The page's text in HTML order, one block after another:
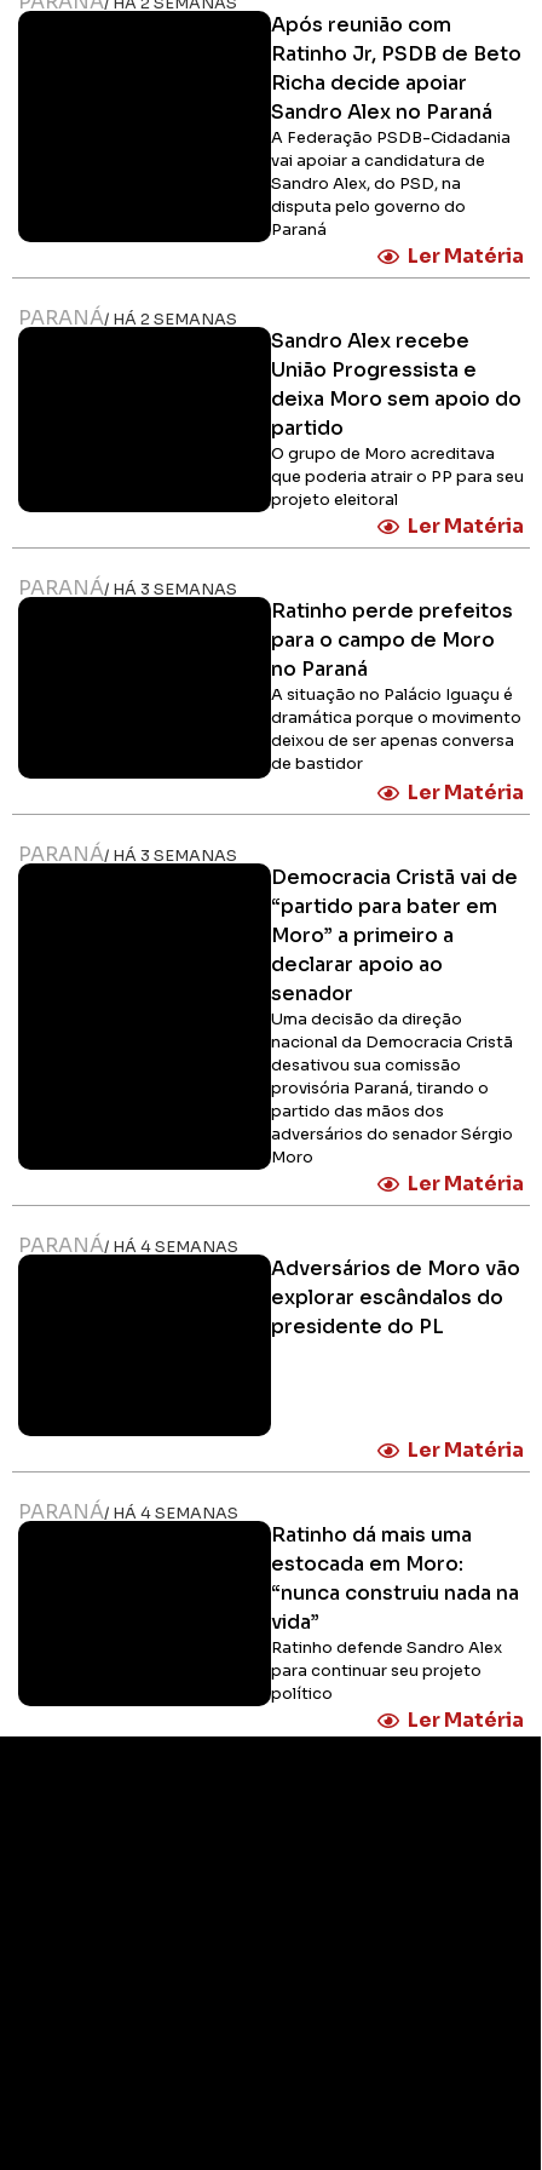
Após reunião com
Ratinho Jr, PSDB de Beto
Richa decide apoiar
Sandro Alex no Paraná
A Federação PSDB-Cidadania
vai apoiar a candidatura de
Sandro Alex, do PSD, na
disputa pelo governo do
Paraná
Ler Matéria
PARANÁ/ HÁ 2 SEMANAS
Sandro Alex recebe
União Progressista e
deixa Moro sem apoio do
partido
O grupo de Moro acreditava
que poderia atrair o PP para seu
projeto eleitoral
Ler Matéria
PARANÁ/ HÁ 3 SEMANAS
Ratinho perde prefeitos
para o campo de Moro
no Paraná
A situação no Palácio Iguaçu é
dramática porque o movimento
deixou de ser apenas conversa
de bastidor
Ler Matéria
PARANÁ/ HÁ 3 SEMANAS
Democracia Cristã vai de
“partido para bater em
Moro” a primeiro a
declarar apoio ao
senador
Uma decisão da direção
nacional da Democracia Cristã
desativou sua comissão
provisória Paraná, tirando o
partido das mãos dos
adversários do senador Sérgio
Moro
Ler Matéria
PARANÁ/ HÁ 4 SEMANAS
Adversários de Moro vão
explorar escândalos do
presidente do PL
Ler Matéria
PARANÁ/ HÁ 4 SEMANAS
Ratinho dá mais uma
estocada em Moro:
“nunca construiu nada na
vida”
Ratinho defende Sandro Alex
para continuar seu projeto
político
Ler Matéria